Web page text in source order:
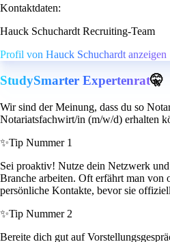
Kontaktdaten:
Hauck Schuchardt Recruiting-Team
Profil von Hauck Schuchardt anzeigen
StudySmarter Expertenrat🤫
Wir sind der Meinung, dass du so
Notariatsfachwirt/in (m/w/d) erhalten
✨Tip Nummer 1
Sei proaktiv! Nutze dein Netzwerk
Branche arbeiten. Oft erfährt man von
persönliche Kontakte, bevor sie
✨Tip Nummer 2
Bereite dich gut auf